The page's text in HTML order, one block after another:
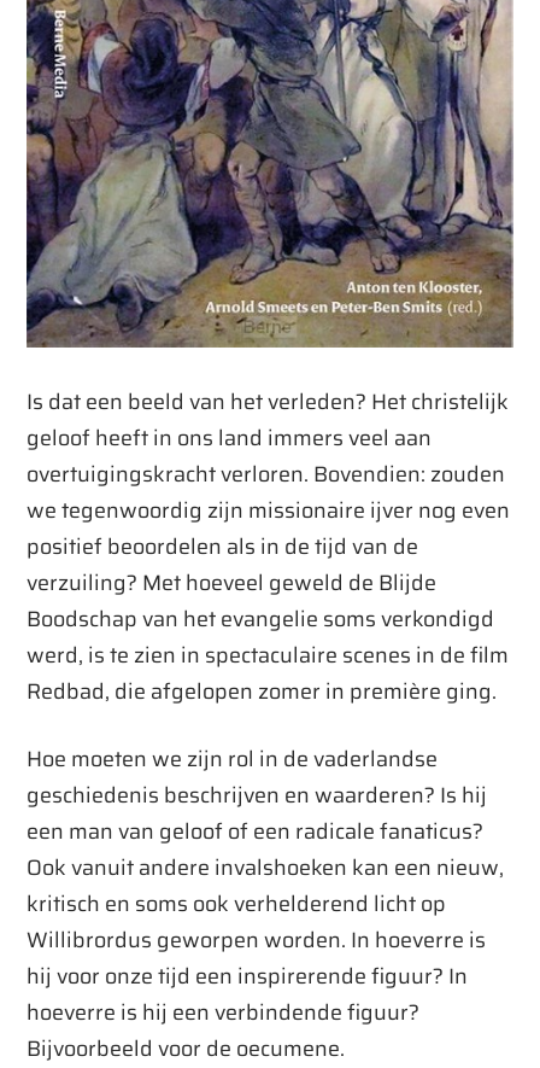
Is dat een beeld van het verleden? Het christelijk
geloof heeft in ons land immers veel aan
overtuigingskracht verloren. Bovendien: zouden
we tegenwoordig zijn missionaire ijver nog even
positief beoordelen als in de tijd van de
verzuiling? Met hoeveel geweld de Blijde
Boodschap van het evangelie soms verkondigd
werd, is te zien in spectaculaire scenes in de film
Redbad, die afgelopen zomer in première ging.
Hoe moeten we zijn rol in de vaderlandse
geschiedenis beschrijven en waarderen? Is hij
een man van geloof of een radicale fanaticus?
Ook vanuit andere invalshoeken kan een nieuw,
kritisch en soms ook verhelderend licht op
Willibrordus geworpen worden. In hoeverre is
hij voor onze tijd een inspirerende figuur? In
hoeverre is hij een verbindende figuur?
Bijvoorbeeld voor de oecumene.